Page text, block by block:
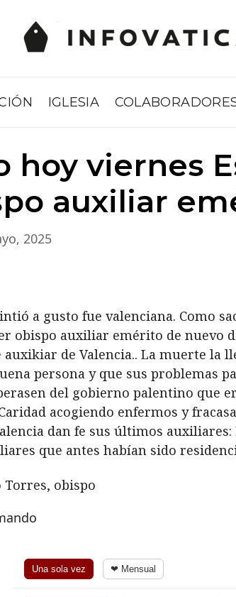
IGLESIA
hoy viernes
auxiliar
2025
a gusto fue valenciana. Como
obispo auxiliar emérito de nuevo
auxikiar de Valencia.. La muerte
persona y que sus problemas
del gobierno palentino que
acogiendo enfermos y
dan fe sus últimos auxiliares:
que antes habían sido
Torres, obispo
Una sola vez ❤ Mensual